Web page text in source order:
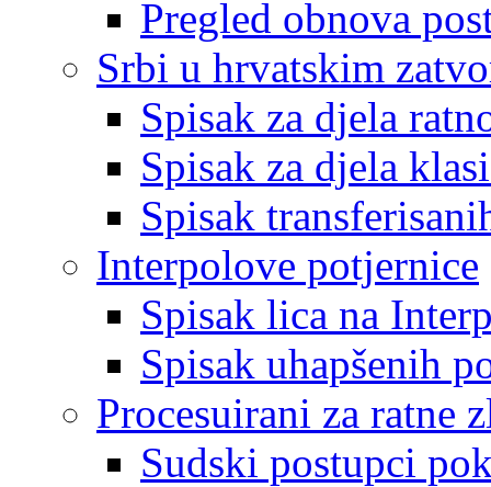
Pregled obnova
Srbi u hrvatskim
Spisak za djela
Spisak za djela
Spisak
Interpolove potjernice
Spisak lica na
Spisak uhapšenih
Procesuirani za ratne
Sudski postupci